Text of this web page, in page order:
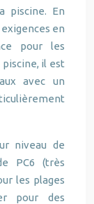
piscine. En
en
pour les
il est
avec un
niveau de
PC6 (très
les plages
pour des